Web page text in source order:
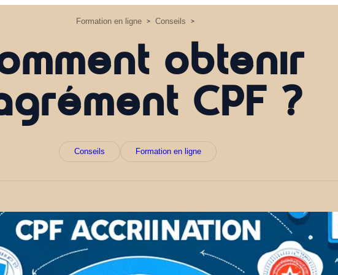
Formation en ligne > Conseils >
obtenir
CPF ?
Conseils Formation en ligne